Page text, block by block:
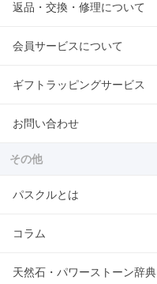
返品・交換・修理について
会員サービスについて
ギフトラッピングサービス
お問い合わせ
その他
パスクルとは
コラム
天然石・パワーストーン辞典